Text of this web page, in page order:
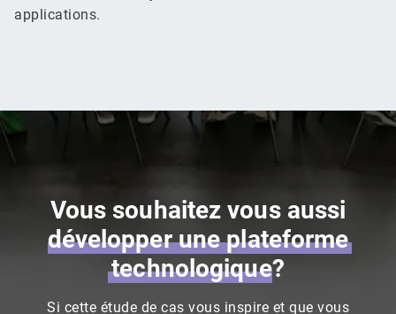
applications.
Vous souhaitez vous aussi
développer une plateforme
technologique?
Si cette étude de cas vous inspire et que vous